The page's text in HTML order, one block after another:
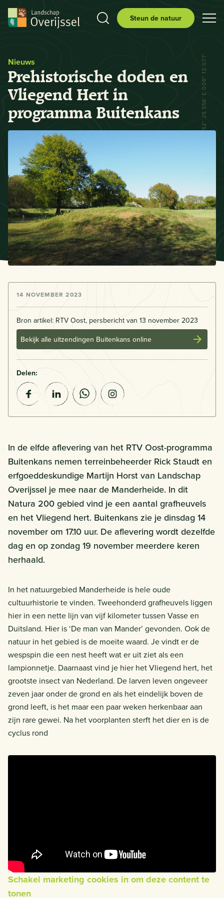
Steun de natuur
Nieuws
Prehistorische doden en
Vliegend Hert in
programma Buitenkans
N 52° 29.556' E 006° 12.077'
14 NOVEMBER 2023
Bron artikel: RTV Oost, persbericht van 13 november 2023
Bekijk alle uitzendingen Buitenkans online
Delen:
In de elfde aflevering van het RTV Oost-programma
Buitenkans nemen terreinbeheerder Rick Staudt en
erfgoeddeskundige Martijn Horst van Landschap
Overijssel je mee naar de Manderheide. In dit
Natura 200 gebied vind je een aantal grafheuvels
en het Vliegend hert. Buitenkans zie je dinsdag 14
november om 17.10 uur. De aflevering wordt dezelfde
dag en op zondag 19 november meerdere keren
herhaald.
In het natuurgebied Manderheide is hele oude
cultuurhistorie te vinden. Tweehonderd grafheuvels liggen
hier in een nette lijn van vijf kilometer tussen Vasse en
Duitsland. Hier is ‘De man van Mander’ gevonden. Ook de
natuur in het gebied is de moeite waard. Je vindt er de
wespspin die een nest heeft wat er uit ziet als een
lampionnetje. Daarnaast vind je hier het Vliegend hert, het
grootste insect van Nederland. De larven leven ongeveer
zeven jaar onder de grond en als het eindelijk boven de
grond leeft, is het maar een paar weken herkenbaar aan
zijn rare gewei. Na het voorplanten sterft het dier en is de
cyclus rond
Schakel marketing cookies in om deze content te
tonen